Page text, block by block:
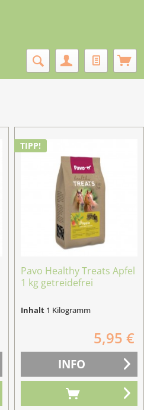
TIPP!
Pavo Healthy Treats Apfel
1 kg getreidefrei
Inhalt 1 Kilogramm
5,95 €
INFO